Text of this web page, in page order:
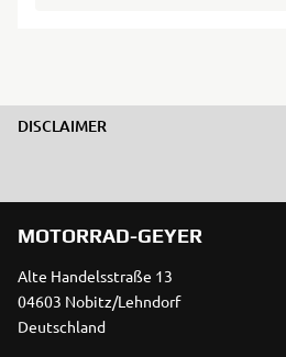
DISCLAIMER
MOTORRAD-GEYER
Alte Handelsstraße 13
04603 Nobitz/Lehndorf
Deutschland